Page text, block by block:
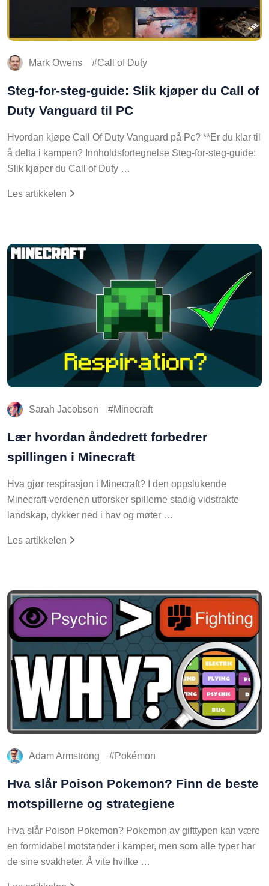
Mark Owens Call of Duty
Steg-for-steg-guide: Slik kjøper du Call of
Duty Vanguard til PC
Hvordan kjøpe Call Of Duty Vanguard på Pc? **Er du klar til
å delta i kampen? Innholdsfortegnelse Steg-for-steg-guide:
Slik kjøper du Call of Duty …
Les artikkelen
Sarah Jacobson Minecraft
Lær hvordan åndedrett forbedrer
spillingen i Minecraft
Hva gjør respirasjon i Minecraft? I den oppslukende
Minecraft-verdenen utforsker spillerne stadig vidstrakte
landskap, dykker ned i hav og møter …
Les artikkelen
Adam Armstrong Pokémon
Hva slår Poison Pokemon? Finn de beste
motspillerne og strategiene
Hva slår Poison Pokemon? Pokemon av gifttypen kan være
en formidabel motstander i kamper, men som alle typer har
de sine svakheter. Å vite hvilke …